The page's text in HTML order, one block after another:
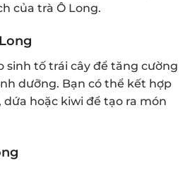
của trà Ô Long.
sinh tố trái cây để tăng cường
dưỡng. Bạn có thể kết hợp
dứa hoặc kiwi để tạo ra món